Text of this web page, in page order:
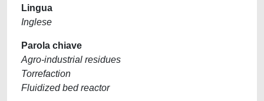
Lingua
Inglese
Parola chiave
Agro-industrial residues
Torrefaction
Fluidized bed reactor